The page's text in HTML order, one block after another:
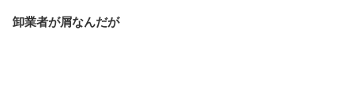
卸業者が屑なんだが